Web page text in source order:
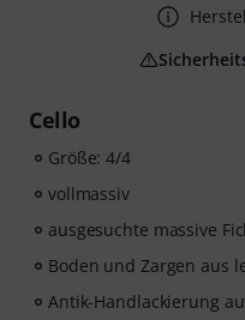
Cello
Größe: 4/4
vollmassiv
ausgesuchte massive
Boden und Zargen aus
Antik-Handlackierung